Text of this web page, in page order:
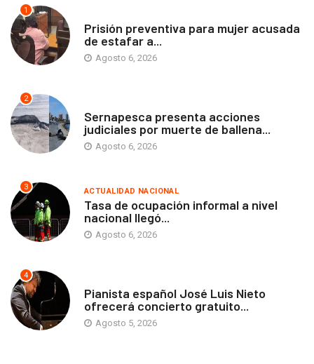
1
Prisión preventiva para mujer acusada
de estafar a...
Agosto 6, 2026
2
Sernapesca presenta acciones
judiciales por muerte de ballena...
Agosto 6, 2026
3 ACTUALIDAD NACIONAL
Tasa de ocupación informal a nivel
nacional llegó...
Agosto 6, 2026
4
Pianista español José Luis Nieto
ofrecerá concierto gratuito...
Agosto 5, 2026